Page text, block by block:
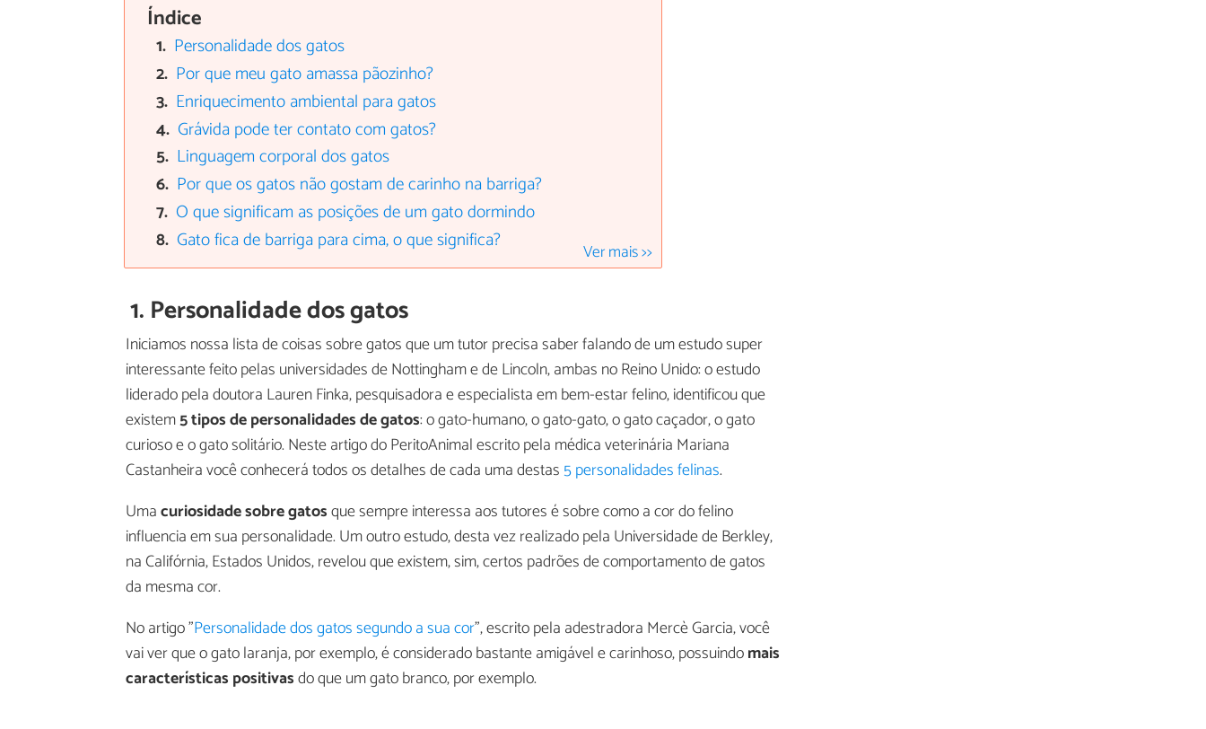
Índice
Personalidade dos gatos
Por que meu gato amassa pãozinho?
Enriquecimento ambiental para gatos
Grávida pode ter contato com gatos?
Linguagem corporal dos gatos
Por que os gatos não gostam de carinho na barriga?
O que significam as posições de um gato dormindo
Gato fica de barriga para cima, o que significa?
Ver mais >>
1. Personalidade dos gatos
Iniciamos nossa lista de coisas sobre gatos que um tutor precisa saber falando de um estudo super
interessante feito pelas universidades de Nottingham e de Lincoln, ambas no Reino Unido: o estudo
liderado pela doutora Lauren Finka, pesquisadora e especialista em bem-estar felino, identificou que
existem5 tipos de personalidades de gatos: o gato-humano, o gato-gato, o gato caçador, o gato
curioso e o gato solitário. Neste artigo do PeritoAnimal escrito pela médica veterinária Mariana
Castanheira você conhecerá todos os detalhes de cada uma destas5 personalidades felinas.
Umacuriosidade sobre gatosque sempre interessa aos tutores é sobre como a cor do felino
influencia em sua personalidade. Um outro estudo, desta vez realizado pela Universidade de Berkley,
na Califórnia, Estados Unidos, revelou que existem, sim, certos padrões de comportamento de gatos
da mesma cor.
No artigo "Personalidade dos gatos segundo a sua cor", escrito pela adestradora Mercè Garcia, você
vai ver que o gato laranja, por exemplo, é considerado bastante amigável e carinhoso, possuindomais
características positivasdo que um gato branco, por exemplo.